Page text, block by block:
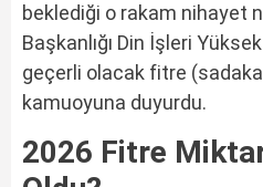
beklediği o rakam nihayet
Başkanlığı Din İşleri
geçerli olacak fitre
kamuoyuna duyurdu.
2026 Fitre